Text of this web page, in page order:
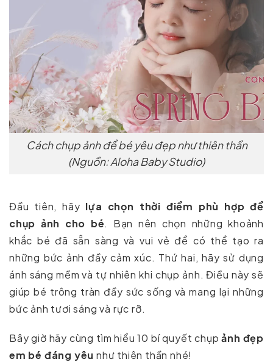
Cách chụp ảnh để bé yêu đẹp như thiên thần
(Nguồn: Aloha Baby Studio)
Đầu tiên, hãy lựa chọn thời điểm phù hợp để
chụp ảnh cho bé. Bạn nên chọn những khoảnh
khắc bé đã sẵn sàng và vui vẻ để có thể tạo ra
những bức ảnh đầy cảm xúc. Thứ hai, hãy sử dụng
ánh sáng mềm và tự nhiên khi chụp ảnh. Điều này sẽ
giúp bé trông tràn đầy sức sống và mang lại những
bức ảnh tươi sáng và rực rỡ.
Bây giờ hãy cùng tìm hiểu 10 bí quyết chụpảnh đẹp
em bé đáng yêu như thiên thần nhé!